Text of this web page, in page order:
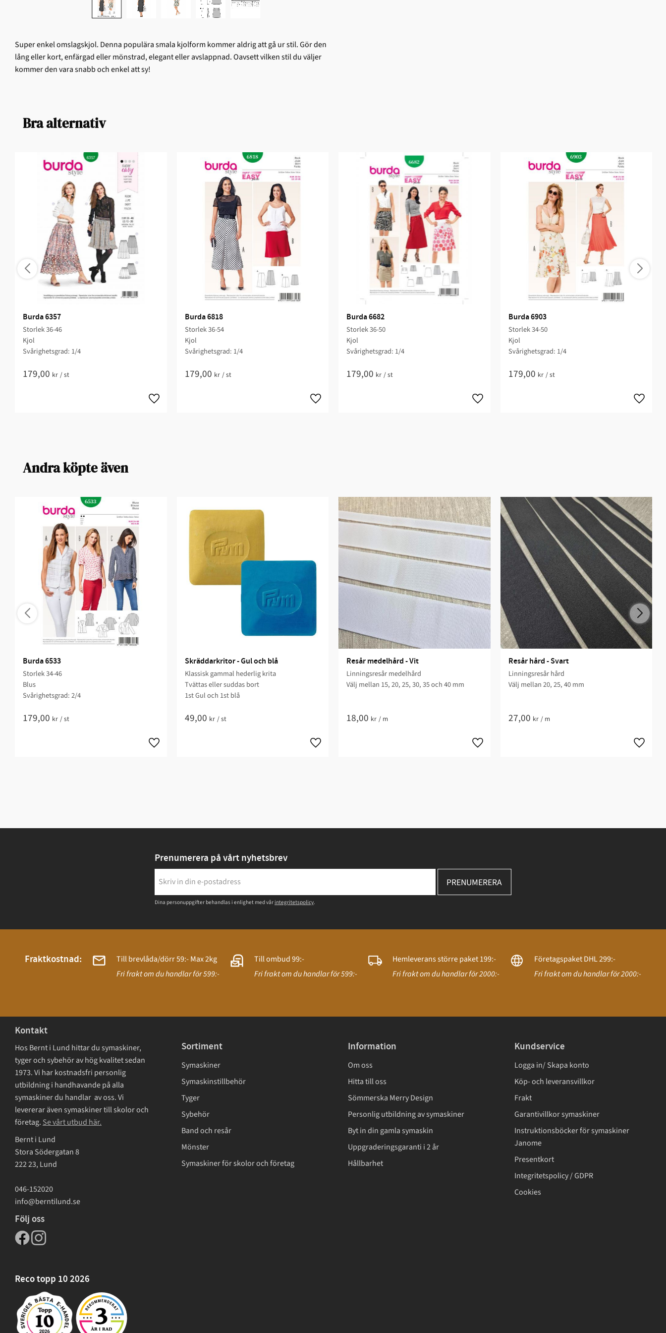
Super enkel omslagskjol. Denna populära smala kjolform kommer aldrig att gå ur stil. Gör den
lång eller kort, enfärgad eller mönstrad, elegant eller avslappnad. Oavsett vilken stil du väljer
kommer den vara snabb och enkel att sy!
Bra alternativ
Burda 6357
Storlek 36-46
Kjol
Svårighetsgrad: 1/4​
179,00 kr /st
Burda 6818
Storlek 36-54
Kjol
Svårighetsgrad: 1/4​
179,00 kr /st
Burda 6682
Storlek 36-50
Kjol
Svårighetsgrad: 1/4​
179,00 kr /st
Burda 6903
Storlek 34-50
Kjol
Svårighetsgrad: 1/4​
179,00 kr /st
Andra köpte även
Burda 6533
Storlek 34-46
Blus
Svårighetsgrad: 2/4​
179,00 kr /st
Skräddarkritor - Gul och blå
Klassisk gammal hederlig krita
Tvättas eller suddas bort
1st Gul och 1st blå
49,00 kr /st
Resår medelhård - Vit
Linningsresår medelhård
Välj mellan 15, 20, 25, 30, 35 och 40 mm
18,00 kr / m
Resår hård - Svart
Linningsresår hård
Välj mellan 20, 25, 40 mm
27,00 kr / m
Prenumerera på vårt nyhetsbrev
PRENUMERERA
Dina personuppgifter behandlas i enlighet med vår integritetspolicy.
Fraktkostnad:
Till brevlåda/dörr 59:- Max 2kg
Fri frakt om du handlar för 599:-
Till ombud 99:-
Fri frakt om du handlar för 599:-
Hemleverans större paket 199:-
Fri frakt om du handlar för 2000:-
Företagspaket DHL 299:-
Fri frakt om du handlar för 2000:-
Kontakt
Hos Bernt i Lund hittar du symaskiner,
tyger och sybehör av hög kvalitet sedan
1973. Vi har kostnadsfri personlig
utbildning i handhavande på alla
symaskiner du handlar av oss. Vi
levererar även symaskiner till skolor och
företag. Se vårt utbud här.
Bernt i Lund
Stora Södergatan 8
222 23, Lund
046-152020
info@berntilund.se
Följ oss
Reco topp 10 2026
Sortiment
Symaskiner
Symaskinstillbehör
Tyger
Sybehör
Band och resår
Mönster
Symaskiner för skolor och företag
Information
Om oss
Hitta till oss
Sömmerska Merry Design
Personlig utbildning av symaskiner
Byt in din gamla symaskin
Uppgraderingsgaranti i 2 år
Hållbarhet
Kundservice
Logga in/ Skapa konto
Köp- och leveransvillkor
Frakt
Garantivillkor symaskiner
Instruktionsböcker för symaskiner
Janome
Presentkort
Integritetspolicy / GDPR
Cookies